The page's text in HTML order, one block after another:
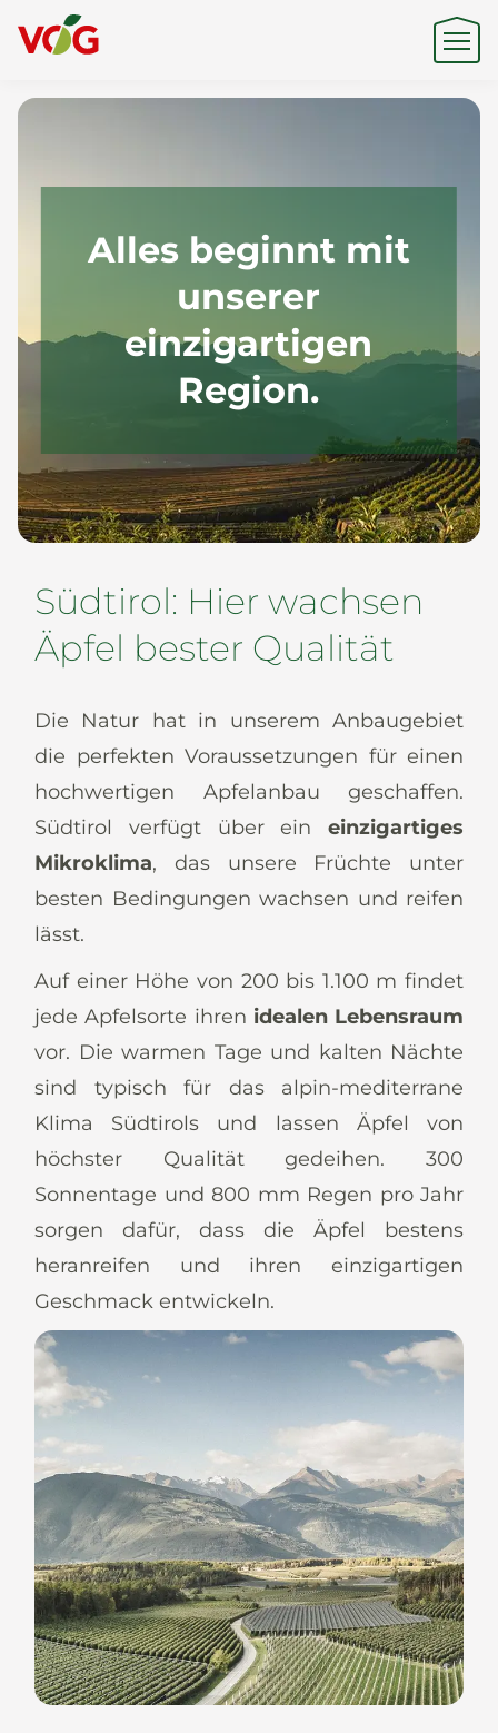
Nachhaltigkeit
Produkte & Marken
News
De It En Es
Alles beginnt mit
unserer
einzigartigen
Region.
Südtirol: Hier wachsen
Äpfel bester Qualität
Die Natur hat in unserem Anbaugebiet
die perfekten Voraussetzungen für einen
hochwertigen Apfelanbau geschaffen.
Südtirol verfügt über ein einzigartiges
Mikroklima, das unsere Früchte unter
besten Bedingungen wachsen und reifen
lässt.
Auf einer Höhe von 200 bis 1.100 m findet
jede Apfelsorte ihren idealen Lebensraum
vor. Die warmen Tage und kalten Nächte
sind typisch für das alpin-mediterrane
Klima Südtirols und lassen Äpfel von
höchster Qualität gedeihen. 300
Sonnentage und 800 mm Regen pro Jahr
sorgen dafür, dass die Äpfel bestens
heranreifen und ihren einzigartigen
Geschmack entwickeln.